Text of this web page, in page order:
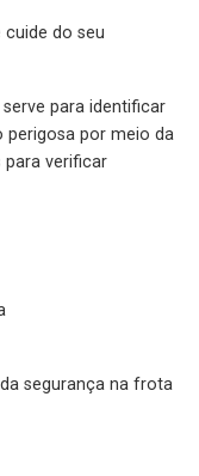
cuide do seu
para identificar
por meio da
para verificar
segurança na frota